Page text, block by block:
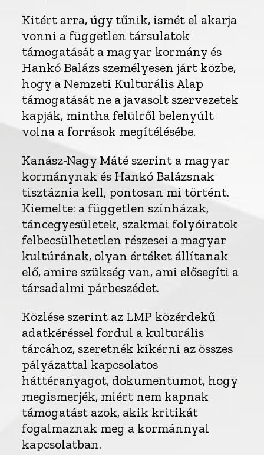
Kitért arra, úgy tűnik, ismét el akarja
vonni a független társulatok
támogatását a magyar kormány és
Hankó Balázs személyesen járt közbe,
hogy a Nemzeti Kulturális Alap
támogatását ne a javasolt szervezetek
kapják, mintha felülről belenyúlt
volna a források megítélésébe.
Kanász-Nagy Máté szerint a magyar
kormánynak és Hankó Balázsnak
tisztáznia kell, pontosan mi történt.
Kiemelte: a független színházak,
táncegyesületek, szakmai folyóiratok
felbecsülhetetlen részesei a magyar
kultúrának, olyan értéket állítanak
elő, amire szükség van, ami elősegíti a
társadalmi párbeszédet.
Közlése szerint az LMP közérdekű
adatkéréssel fordul a kulturális
tárcához, szeretnék kikérni az összes
pályázattal kapcsolatos
háttéranyagot, dokumentumot, hogy
megismerjék, miért nem kapnak
támogatást azok, akik kritikát
fogalmaznak meg a kormánnyal
kapcsolatban.